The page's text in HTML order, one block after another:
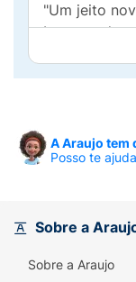
"Um jeito
barra traduz
(mesclado)
a qualquer
Principais
Sabor Duo:
Textura
A Araujo tem
Posso te
Sobre a
Sobre a Araujo